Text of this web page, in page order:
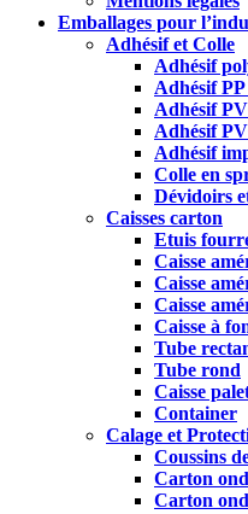
Emballages pour
Adhésif et Colle
Adhésif
Adhésif
Adhésif
Adhésif
Adhésif
Colle en
Dévidoirs
Caisses carton
Etuis
Caisse
Caisse
Caisse
Caisse à
Tube
Tube rond
Caisse
Container
Calage et
Coussins
Carton
Carton